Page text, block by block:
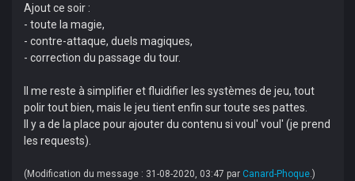
Ajout ce soir :
- toute la magie,
- contre-attaque, duels magiques,
- correction du passage du tour.
Il me reste à simplifier et fluidifier les systèmes de jeu, tout
polir tout bien, mais le jeu tient enfin sur toute ses pattes.
Il y a de la place pour ajouter du contenu si voul' voul' (je prend
les requests).
(Modification du message : 31-08-2020, 03:47 par Canard-Phoque.)